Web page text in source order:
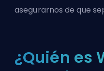
asegurarnos de que
¿Quién es